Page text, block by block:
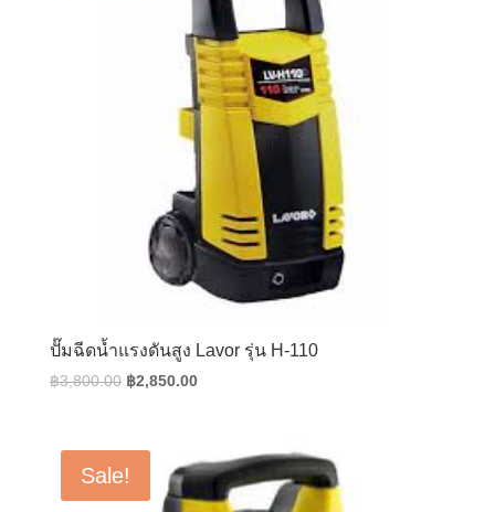
ปั๊มฉีดน้ำแรงดันสูง Lavor รุ่น H-110
฿3,800.00 Original
฿3,800.00.
฿2,850.00Current
฿2,850.00.
Sale!